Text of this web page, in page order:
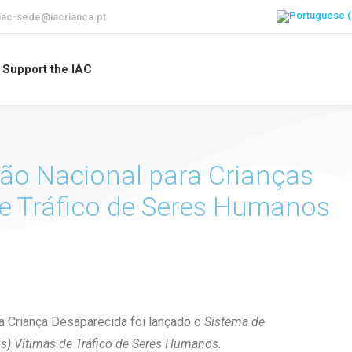
sede@iacrianca.pt
Support the IAC
Nacional para Crianças
Tráfico de Seres Humanos
Desaparecida foi lançado o Sistema de
Vítimas de Tráfico de Seres Humanos.